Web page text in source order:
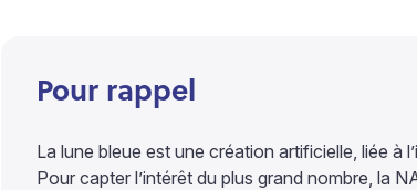
Pour rappel
La lune bleue est une création artificielle, liée à
Pour capter l’intérêt du plus grand nombre, la